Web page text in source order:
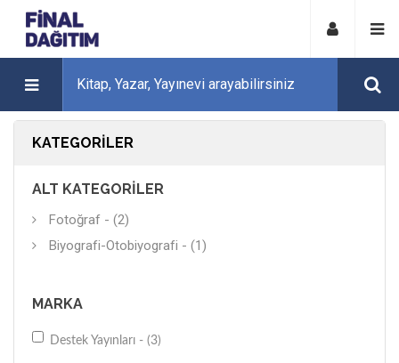
KATEGORILER
ALT KATEGORILER
Fotoğraf - (2)
Biyografi-Otobiyografi - (1)
MARKA
Destek Yayınları - (3)